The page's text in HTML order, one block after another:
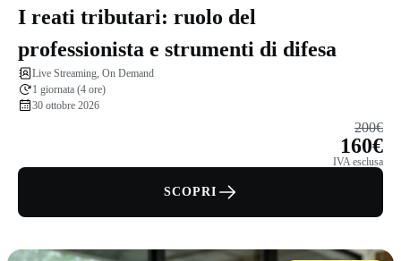
I reati tributari: ruolo del
professionista e strumenti di difesa
Live Streaming, On Demand
1 giornata (4 ore)
30 ottobre 2026
200€
160€
IVA esclusa
SCOPRI